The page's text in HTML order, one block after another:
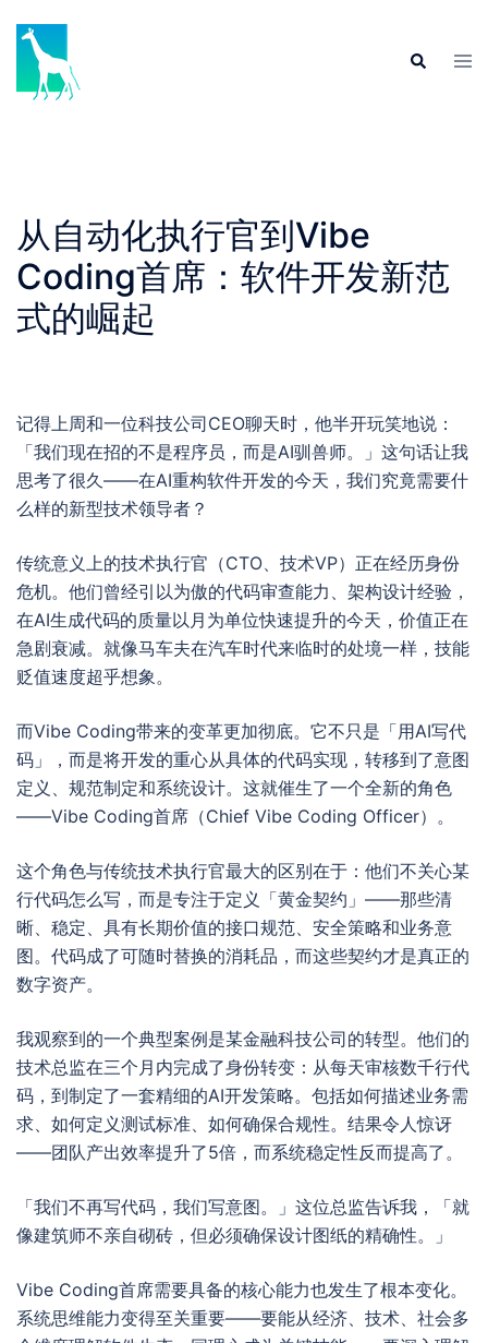
content
Search
从自动化执行官到Vibe
Coding首席：软件开发新范
式的崛起
记得上周和一位科技公司CEO聊天时，他半开玩笑地说：
「我们现在招的不是程序员，而是AI驯兽师。」这句话让我
思考了很久——在AI重构软件开发的今天，我们究竟需要什
么样的新型技术领导者？
传统意义上的技术执行官（CTO、技术VP）正在经历身份
危机。他们曾经引以为傲的代码审查能力、架构设计经验，
在AI生成代码的质量以月为单位快速提升的今天，价值正在
急剧衰减。就像马车夫在汽车时代来临时的处境一样，技能
贬值速度超乎想象。
而Vibe Coding带来的变革更加彻底。它不只是「用AI写代
码」，而是将开发的重心从具体的代码实现，转移到了意图
定义、规范制定和系统设计。这就催生了一个全新的角色
——Vibe Coding首席（Chief Vibe Coding Officer）。
这个角色与传统技术执行官最大的区别在于：他们不关心某
行代码怎么写，而是专注于定义「黄金契约」——那些清
晰、稳定、具有长期价值的接口规范、安全策略和业务意
图。代码成了可随时替换的消耗品，而这些契约才是真正的
数字资产。
我观察到的一个典型案例是某金融科技公司的转型。他们的
技术总监在三个月内完成了身份转变：从每天审核数千行代
码，到制定了一套精细的AI开发策略。包括如何描述业务需
求、如何定义测试标准、如何确保合规性。结果令人惊讶
——团队产出效率提升了5倍，而系统稳定性反而提高了。
「我们不再写代码，我们写意图。」这位总监告诉我，「就
像建筑师不亲自砌砖，但必须确保设计图纸的精确性。」
Vibe Coding首席需要具备的核心能力也发生了根本变化。
系统思维能力变得至关重要——要能从经济、技术、社会多